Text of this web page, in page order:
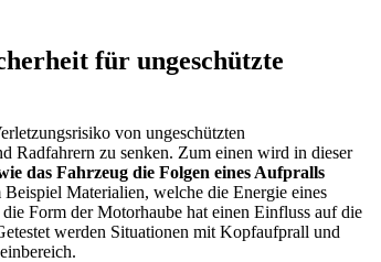
für ungeschützte
von ungeschützten
Radfahrern zu senken. Zum einen wird in dieser
das Fahrzeug die Folgen eines Aufpralls
Materialien, welche die Energie eines
Form der Motorhaube hat einen Einfluss auf die
werden Situationen mit Kopfaufprall und